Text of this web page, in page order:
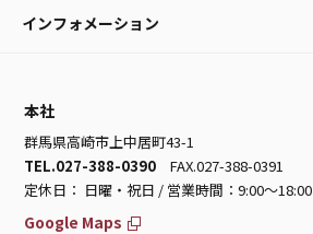
インフォメーション
本社
群馬県高崎市上中居町43-1
TEL.027-388-0390 FAX.027-388-0391
定休日： 日曜・祝日 / 営業時間：9:00～18:00
Google Maps